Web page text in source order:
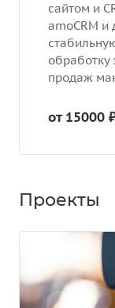
сайтом и
amoCRM и
обработку
продаж
от 15000
Проекты